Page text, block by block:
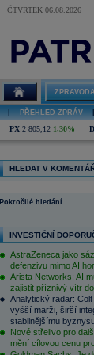
ČTVRTEK 06.08.2026
PŘEHLED ZPRÁV
PX 2 805,12 1,30%
HLEDAT V
Pokročilé hledání
INVESTIČNÍ
AstraZeneca jako
defenzivu mimo AI
Arista Networks: AI
zajistit příznivý vítr
Analytický radar:
vyšší marži, širší
stabilnějšímu
Nové střelivo pro
mění cílovou cenu